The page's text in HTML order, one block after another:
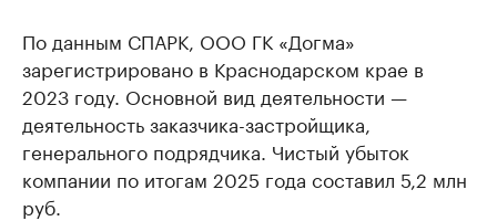
По данным СПАРК, ООО ГК «Догма»
зарегистрировано в Краснодарском крае в
2023 году. Основной вид деятельности —
деятельность заказчика-застройщика,
генерального подрядчика. Чистый убыток
компании по итогам 2025 года составил 5,2 млн
руб.